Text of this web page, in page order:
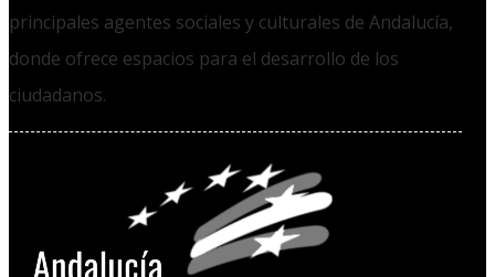
principales agentes sociales y culturales de Andalucía,
donde ofrece espacios para el desarrollo de los
ciudadanos.